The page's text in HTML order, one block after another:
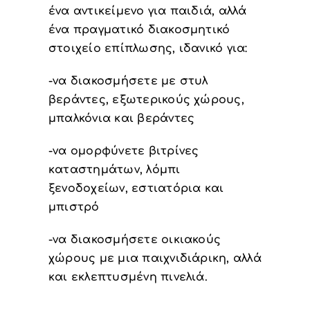
ένα αντικείμενο για παιδιά, αλλά
ένα πραγματικό διακοσμητικό
στοιχείο επίπλωσης, ιδανικό για:
-να διακοσμήσετε με στυλ
βεράντες, εξωτερικούς χώρους,
μπαλκόνια και βεράντες
-να ομορφύνετε βιτρίνες
καταστημάτων, λόμπι
ξενοδοχείων, εστιατόρια και
μπιστρό
-να διακοσμήσετε οικιακούς
χώρους με μια παιχνιδιάρικη, αλλά
και εκλεπτυσμένη πινελιά.